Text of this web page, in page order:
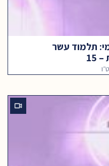
תלמוד עשר
15